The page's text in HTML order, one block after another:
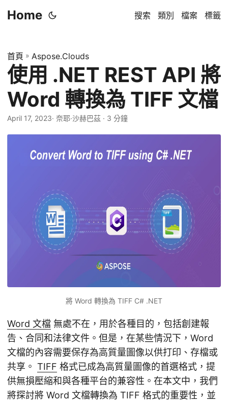
Home 搜索 類別 檔案 標籤
首頁 » Aspose.Clouds
使用 .NET REST API 將
Word 轉換為 TIFF 文檔
April 17, 2023· 奈耶·沙赫巴茲 · 3 分鐘
將 Word 轉換為 TIFF C# .NET
Word 文檔 無處不在，用於各種目的，包括創建報
告、合同和法律文件。但是，在某些情況下，Word
文檔的內容需要保存為高質量圖像以供打印、存檔或
共享。 TIFF 格式已成為高質量圖像的首選格式，提
供無損壓縮和與各種平台的兼容性。在本文中，我們
將探討將 Word 文檔轉換為 TIFF 格式的重要性，並